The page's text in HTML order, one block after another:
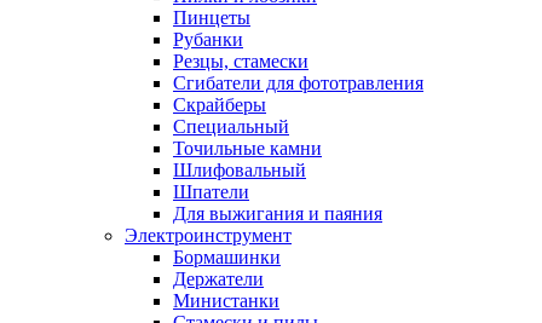
Пинцеты
Рубанки
Резцы, стамески
Сгибатели для фототравления
Скрайберы
Специальный
Точильные камни
Шлифовальный
Шпатели
Для выжигания и паяния
Электроинструмент
Бормашинки
Держатели
Министанки